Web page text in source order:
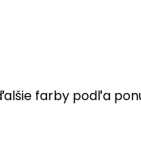
farby podľa